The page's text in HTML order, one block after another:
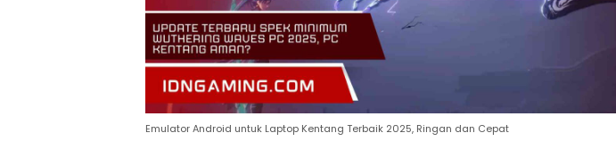
Emulator Android untuk Laptop Kentang Terbaik 2025, Ringan dan Cepat